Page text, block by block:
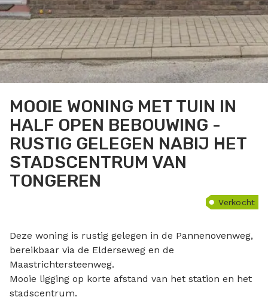
MOOIE WONING MET TUIN IN
HALF OPEN BEBOUWING -
RUSTIG GELEGEN NABIJ HET
STADSCENTRUM VAN
TONGEREN
Verkocht
Deze woning is rustig gelegen in de Pannenovenweg,
bereikbaar via de Elderseweg en de
Maastrichtersteenweg.
Mooie ligging op korte afstand van het station en het
stadscentrum.